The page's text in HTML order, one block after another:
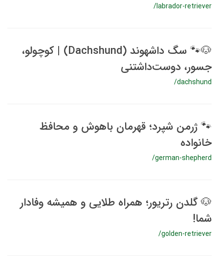
/labrador-retriever
🐶🐾 سگ داشهوند (Dachshund) | کوچولو،
جسور، دوست‌داشتنی
/dachshund
🐾 ژرمن شپرد؛ قهرمان باهوش و محافظ
خانواده
/german-shepherd
🐶 گلدن رتریور؛ همراه طلایی و همیشه وفادار
شما!
/golden-retriever